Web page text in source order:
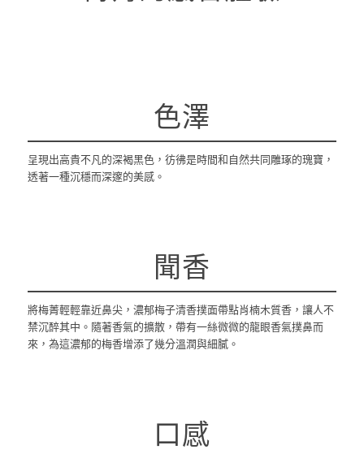
色澤
呈現出高貴不凡的深褐黑色，彷彿是時間和自然共同雕琢的瑰寶，
透著一種沉穩而深邃的美感。
聞香
將梅菁輕輕靠近鼻尖，濃郁梅子清香撲面帶點肖楠木質香，讓人不
禁沉醉其中。隨著香氣的擴散，帶有一絲微微的龍眼香氣撲鼻而
來，為這濃郁的梅香增添了幾分溫潤與細膩。
口感